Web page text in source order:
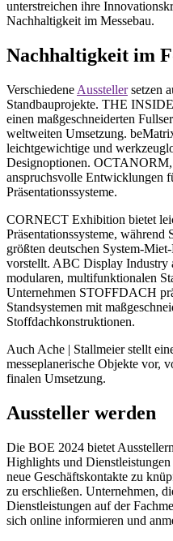
unterstreichen ihre
Nachhaltigkeit im Messebau.
Nachhaltigkeit im
Verschiedene Ausstellersetzen
Standbauprojekte. THE
einen maßgeschneiderten
weltweiten Umsetzung.
leichtgewichtige und
Designoptionen.
anspruchsvolle Entwicklungen
Präsentationssysteme.
CORNECT Exhibition bietet
Präsentationssysteme,
größten deutschen System-
vorstellt. ABC Display Industry
modularen, multifunktionalen
Unternehmen STOFFDACH
Standsystemen mit
Stoffdachkonstruktionen.
Auch Ache | Stallmeier stellt
messeplanerische Objekte vor,
finalen Umsetzung.
Aussteller werden
Die BOE 2024 bietet
Highlights und
neue Geschäftskontakte zu
zu erschließen. Unternehmen,
Dienstleistungen auf der
sich online informieren und